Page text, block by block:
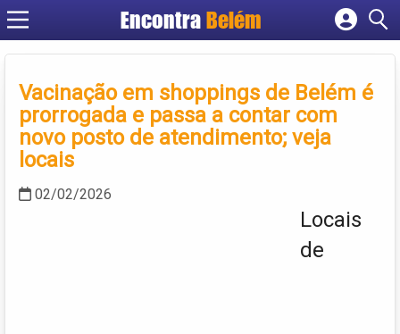
EncontraBelém
Cadastrar empresa
Criar conta
Vacinação em shoppings de Belém é
prorrogada e passa a contar com
novo posto de atendimento; veja
locais
02/02/2026
Locais
de